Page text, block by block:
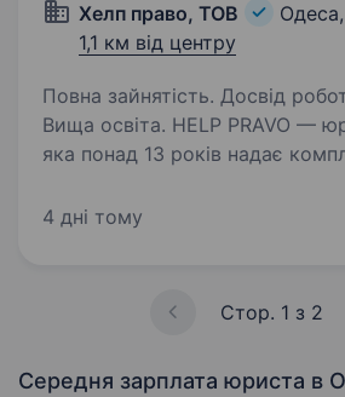
Хелп право, ТОВ
Одеса,
1,1 км від центру
Повна зайнятість. Досвід
Вища освіта. HELP PRAVO — юридична фірма,
яка понад 13 років надає
міжнародному бізнесу. (https://
4 дні тому
Стор. 1 з 2
Середня зарплата юриста в